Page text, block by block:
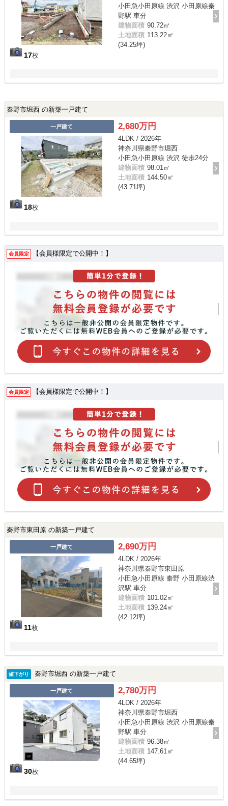
17枚
小田急小田原線 渋沢 小田原線秦
野駅 車分
建物面積 90.72㎡
土地面積 113.22㎡
(34.25坪)
秦野市堀西 の新築一戸建て
一戸建て
18枚
2,680万円
4LDK / 2026年
神奈川県秦野市堀西
小田急小田原線 渋沢 徒歩24分
建物面積 98.01㎡
土地面積 144.50㎡
(43.71坪)
会員限定 【会員様限定で公開中！】
会員限定 【会員様限定で公開中！】
秦野市東田原 の新築一戸建て
一戸建て
11枚
2,690万円
4LDK / 2026年
神奈川県秦野市東田原
小田急小田原線 秦野 小田原線渋
沢駅 車分
建物面積 101.02㎡
土地面積 139.24㎡
(42.12坪)
値下がり 秦野市堀西 の新築一戸建て
一戸建て
30枚
2,780万円
4LDK / 2026年
神奈川県秦野市堀西
小田急小田原線 渋沢 小田原線秦
野駅 車分
建物面積 96.38㎡
土地面積 147.61㎡
(44.65坪)